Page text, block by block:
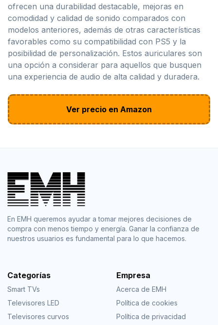
ofrecen una durabilidad destacable, mejoras en
comodidad y calidad de sonido comparados con
modelos anteriores, además de otras características
favorables como su compatibilidad con PS5 y la
posibilidad de personalización. Estos auriculares son
una opción a considerar para aquellos que busquen
una experiencia de audio de alta calidad y duradera.
Ver precio en Amazon
En EMH queremos ayudar a tomar mejores decisiones de
compra con menos tiempo y energía. Ganar la confianza de
nuestros usuarios es fundamental para lo que hacemos.
Categorías
Smart TVs
Televisores LED
Televisores curvos
Empresa
Acerca de EMH
Política de cookies
Política de privacidad